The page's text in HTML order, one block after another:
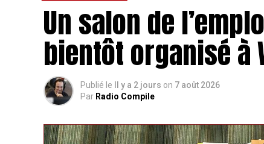
Un salon de
bientôt organisé à
Publié le Il y a 2 jours on 7 août 2026
Par Radio Compile